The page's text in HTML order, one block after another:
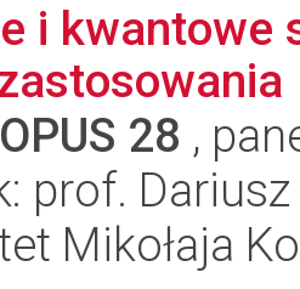
i kwantowe
OPUS 28 ,
prof.
Mikołaja